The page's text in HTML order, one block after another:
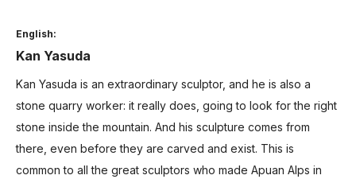
English:
Kan Yasuda
Kan Yasuda is an extraordinary sculptor, and he is also a
stone quarry worker: it really does, going to look for the right
stone inside the mountain. And his sculpture comes from
there, even before they are carved and exist. This is
common to all the great sculptors who made Apuan Alps in